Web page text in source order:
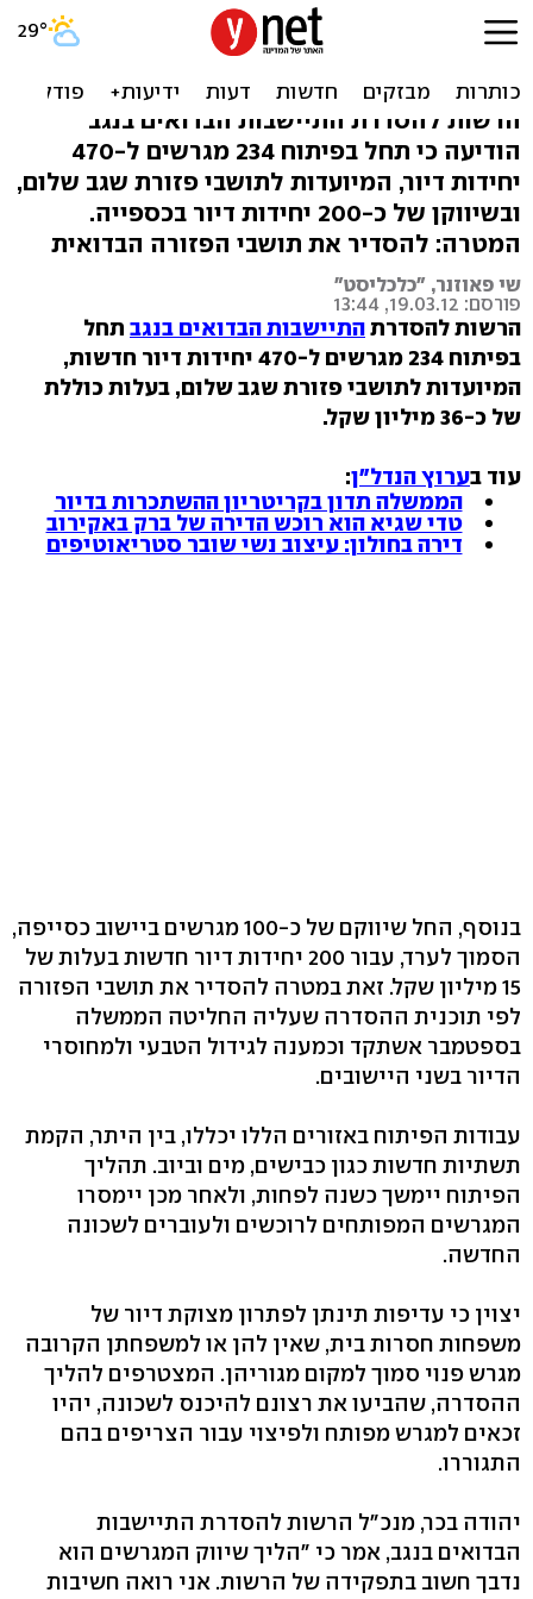
המדינה תשווק מאות יחידות
דיור לבדואים
הרשות להסדרת התיישבות הבדואים בנגב
הודיעה כי תחל בפיתוח 234 מגרשים ל-470
יחידות דיור, המיועדות לתושבי פזורת שגב שלום,
ובשיווקן של כ-200 יחידות דיור בכספייה.
המטרה: להסדיר את תושבי הפזורה הבדואית
שי פאוזנר, "כלכליסט"
פורסם: 19.03.12, 13:44
הרשות להסדרתהתיישבות הבדואים בנגב תחל
בפיתוח 234 מגרשים ל-470 יחידות דיור חדשות,
המיועדות לתושבי פזורת שגב שלום, בעלות כוללת
של כ-36 מיליון שקל.
עוד בערוץ הנדל"ן:
הממשלה תדון בקריטריון ההשתכרות בדיור
טדי שגיא הוא רוכש הדירה של ברק באקירוב
דירה בחולון: עיצוב נשי שובר סטריאוטיפים
בנוסף, החל שיווקם של כ-100 מגרשים ביישוב כסייפה,
הסמוך לערד, עבור 200 יחידות דיור חדשות בעלות של
15 מיליון שקל. זאת במטרה להסדיר את תושבי הפזורה
לפי תוכנית ההסדרה שעליה החליטה הממשלה
בספטמבר אשתקד וכמענה לגידול הטבעי ולמחוסרי
הדיור בשני היישובים.
עבודות הפיתוח באזורים הללו יכללו, בין היתר, הקמת
תשתיות חדשות כגון כבישים, מים וביוב. תהליך
הפיתוח יימשך כשנה לפחות, ולאחר מכן יימסרו
המגרשים המפותחים לרוכשים ולעוברים לשכונה
החדשה.
יצוין כי עדיפות תינתן לפתרון מצוקת דיור של
משפחות חסרות בית, שאין להן או למשפחתן הקרובה
מגרש פנוי סמוך למקום מגוריהן. המצטרפים להליך
ההסדרה, שהביעו את רצונם להיכנס לשכונה, יהיו
זכאים למגרש מפותח ולפיצוי עבור הצריפים בהם
התגוררו.
יהודה בכר, מנכ"ל הרשות להסדרת התיישבות
הבדואים בנגב, אמר כי "הליך שיווק המגרשים הוא
נדבך חשוב בתפקידה של הרשות. אני רואה חשיבות